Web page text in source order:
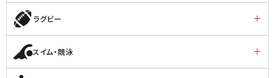
ラグビー
スイム・競泳